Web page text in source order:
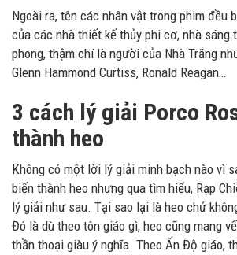
Ngoài ra, tên các nhân vật trong phim đều
của các nhà thiết kế thủy phi cơ, nhà sáng
phong, thậm chí là người của Nhà Trắng
Glenn Hammond Curtiss, Ronald Reagan…
3 cách lý giải Porco
thành heo
Không có một lời lý giải minh bạch nào vì
biến thành heo nhưng qua tìm hiểu, Rạp
lý giải như sau. Tại sao lại là heo chứ
Đó là dù theo tôn giáo gì, heo cũng mang
thần thoại giàu ý nghĩa. Theo Ấn Độ giáo,